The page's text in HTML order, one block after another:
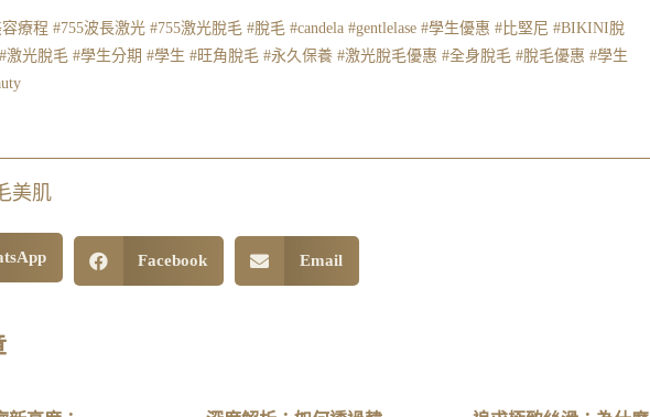
療程 #755波長激光 #755激光脫毛 #脫毛 #candela #gentlelase #學生優惠 #比堅尼 #BIKINI脫
#激光脫毛 #學生分期 #學生 #旺角脫毛 #永久保養 #激光脫毛優惠 #全身脫毛 #脫毛優惠 #學生
美肌
Facebook Email